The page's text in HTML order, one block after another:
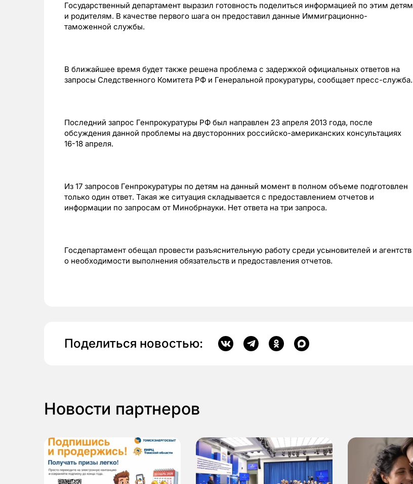
Государственный департамент выразил готовность поделиться информацией по этим детям
и родителям. В качестве первого шага он предоставил данные Иммиграционно-
таможенной службы.
В ближайшее время будет также решена проблема с задержкой официальных ответов на
запросы Следственного Комитета РФ и Генеральной прокуратуры, сообщает пресс-служба.
Последний запрос Генпрокуратуры РФ был направлен 23 апреля 2013 года, после
обсуждения данной проблемы на двусторонних российско-американских консультациях
16-18 апреля.
Из 17 запросов Генпрокуратуры по детям на данный момент в полном объеме подготовлен
только один ответ. Такая же ситуация складывается с предоставлением отчетов и
информации по запросам от Минобрнауки. Нет ответа на три запроса.
Госдепартамент обещал провести разъяснительную работу среди усыновителей и агентств
о необходимости выполнения обязательств и предоставления отчетов.
Поделиться новостью:
Новости партнеров